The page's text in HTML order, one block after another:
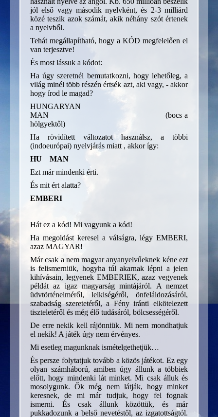
jól első vagy második nyelvként, és 2-3 milliárd
közé teszik azok számát, akik néhány szót értenek
a nyelvből.
Tehát megállapítható, hogy a KÓD megfelelően el
van terjesztve!
És most lássuk a kódot:
Ha úgy szeretnél bemutatkozni, hogy lehetőleg, a
világ minél több részén értsék azt, aki vagy, - akkor
hogy írod le magad?
HUNGARYAN
MAN (bocs a
hölgyektől)
Ha rövidített változatot használsz, a többi
(indoeurópai) nyelvjárás miatt , akkor így:
HU MAN
Ezt már mindenki érti.
És mit ért alatta?
EMBERI
Hát ez a kód! Mi vagyunk a kód!
Ha megoldást keresel a válságra, légy EMBERI,
azaz MAGYAR!
Már csak a nem magyar anyanyelvűeknek kéne ezt
is felismerniük, hogyha túl akarnak lépni a jelen
kihívásain, legyenek EMBERIEK, azaz vegyenek
példát az igaz magyarság mintájáról. A nemzet
üdvtörténelméről, lelkiségéről, önfeláldozásáról,
szabadság szeretetéről, a Fény iránti elkötelezett
tiszteletéről és még élő tudásáról, bölcsességéről.
De erre nekik kell rájönniük. Mi nem mondhatjuk
el nekik! A játék úgy nem érvényes.
Mi esetleg magunknak ismételgethetjük…
És persze folytatjuk tovább a közös játékot. Ez egy
olyan számháború, amiben úgy állunk a többiek
előtt, hogy mindenki lát minket. Mi csak álluk és
mosolygunk. Ők még nem látják, hogy minket
keresnek, de mi már tudjuk, hogy fel fognak
ismerni. És csak állunk közöttük, és már
pukkadozunk a belső nevetéstől, az izgatottságtól.